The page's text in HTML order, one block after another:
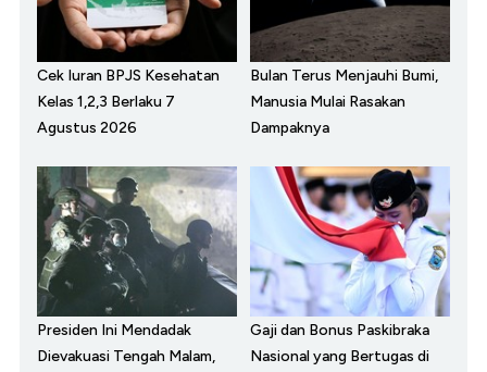
Cek Iuran BPJS Kesehatan
Kelas 1,2,3 Berlaku 7
Agustus 2026
Bulan Terus Menjauhi Bumi,
Manusia Mulai Rasakan
Dampaknya
Presiden Ini Mendadak
Dievakuasi Tengah Malam,
Gaji dan Bonus Paskibraka
Nasional yang Bertugas di